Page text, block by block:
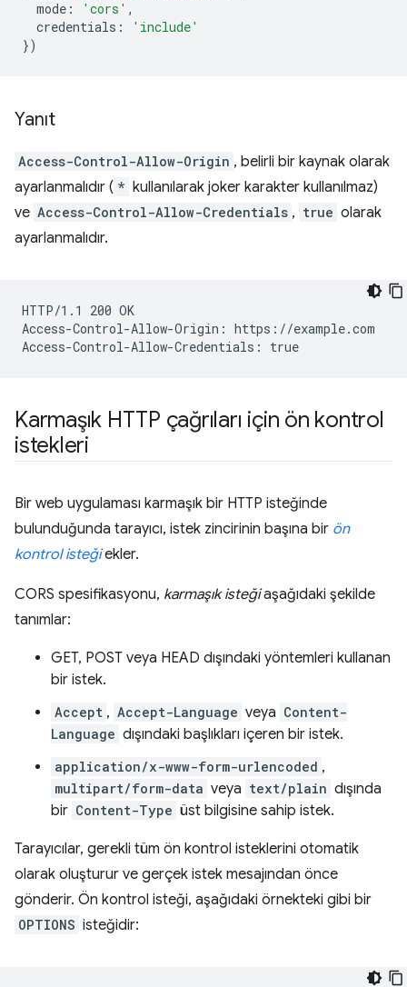
mode : 'cors' ,
credentials :
'include'
})
Yanıt
Access-Control-Allow-Origin , belirli bir kaynak olarak
ayarlanmalıdır ( * kullanılarak joker karakter kullanılmaz)
ve Access-Control-Allow-Credentials , true olarak
ayarlanmalıdır.
HTTP/1.1 200 OK
Access-Control-Allow-Origin: https://example.com
Karmaşık HTTP çağrıları için ön kontrol
istekleri
Bir web uygulaması karmaşık bir HTTP isteğinde
bulunduğunda tarayıcı, istek zincirinin başına bir ön
kontrol isteğiekler.
CORS spesifikasyonu, karmaşık isteğiaşağıdaki şekilde
tanımlar:
GET, POST veya HEAD dışındaki yöntemleri kullanan
bir istek.
Accept , Accept-Language veya Content-
Language dışındaki başlıkları içeren bir istek.
application/x-www-form-urlencoded ,
multipart/form-data veya text/plain dışında
bir Content-Type üst bilgisine sahip istek.
Tarayıcılar, gerekli tüm ön kontrol isteklerini otomatik
olarak oluşturur ve gerçek istek mesajından önce
gönderir. Ön kontrol isteği, aşağıdaki örnekteki gibi bir
OPTIONS isteğidir: